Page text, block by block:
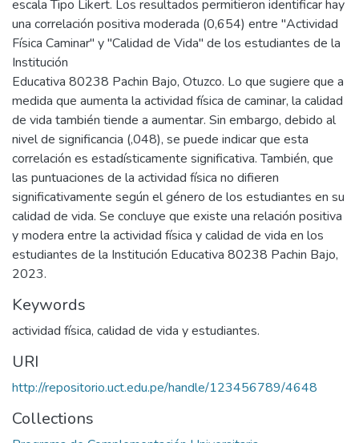
escala Tipo Likert. Los resultados permitieron identificar hay
una correlación positiva moderada (0,654) entre "Actividad
Física Caminar" y "Calidad de Vida" de los estudiantes de la
Institución
Educativa 80238 Pachin Bajo, Otuzco. Lo que sugiere que a
medida que aumenta la actividad física de caminar, la calidad
de vida también tiende a aumentar. Sin embargo, debido al
nivel de significancia (,048), se puede indicar que esta
correlación es estadísticamente significativa. También, que
las puntuaciones de la actividad física no difieren
significativamente según el género de los estudiantes en su
calidad de vida. Se concluye que existe una relación positiva
y modera entre la actividad física y calidad de vida en los
estudiantes de la Institución Educativa 80238 Pachin Bajo,
2023.
Keywords
actividad física, calidad de vida y estudiantes.
URI
http://repositorio.uct.edu.pe/handle/123456789/4648
Collections